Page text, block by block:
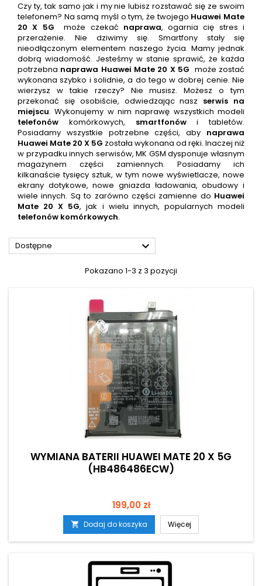
Czy ty, tak samo jak i my nie lubisz rozstawać się ze swoim
telefonem? Na samą myśl o tym, że twojego Huawei Mate
20 X 5G
może czekać naprawa, ogarnia cię stres i
przerażenie. Nie dziwimy się. Smartfony stały się
nieodłączonym elementem naszego życia. Mamy jednak
dobrą wiadomość. Jesteśmy w stanie sprawić, że każda
potrzebna naprawa Huawei Mate 20 X 5G może zostać
wykonana szybko i solidnie, a do tego w dobrej cenie. Nie
wierzysz w takie rzeczy? Nie musisz. Możesz o tym
przekonać się osobiście, odwiedzając nasz serwis na
miejscu. Wykonujemy w nim naprawę wszystkich modeli
telefonów komórkowych, smartfonówi tabletów.
Posiadamy wszystkie potrzebne części, aby naprawa
Huawei Mate 20 X 5G została wykonana od ręki. Inaczej niż
w przypadku innych serwisów, MK GSM dysponuje własnym
magazynem części zamiennych. Posiadamy ich
kilkanaście tysięcy sztuk, w tym nowe wyświetlacze, nowe
ekrany dotykowe, nowe gniazda ładowania, obudowy i
wiele innych. Są to zarówno części zamienne do Huawei
Mate 20 X 5G, jak i wielu innych, popularnych modeli
telefonów komórkowych.
Dostępne 
Pokazano 1-3 z 3 pozycji
WYMIANA BATERII HUAWEI MATE 20 X 5G
(HB486486ECW)
Cena
199,00 zł
 Dodaj do koszyka Więcej